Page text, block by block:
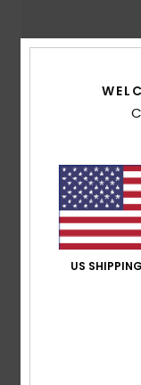
Demasiado
US